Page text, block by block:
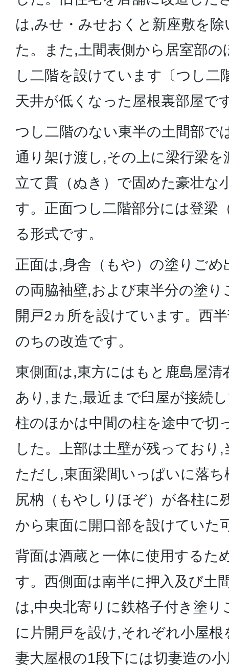
は,みせ・みせおくと新座敷を
た。また,土間表側から居室部
し二階を設けています〔つし二
天井が低くなった屋根裏部屋で
つし二階のない東半の土間部で
通り架け渡し,その上に梁行梁
立て貫（ぬき）で固めた豪壮な
す。正面つし二階部分には登梁
る形式です。
正面は,身舎（もや）の塗りご
の両脇袖壁,および東半分の塗
開戸2ヵ所を設けています。西
のちの改造です。
東側面は,東方にはもと鹿島屋清
あり,また,最近まで臼屋が接続
柱のほかは中間の柱を途中で切
した。上部は土壁が残っており
ただし,東面梁間いっぱいに落
尻枘（もやしりほぞ）が各柱に
から東面に開口部を設けていた
背面は酒蔵と一体に使用するた
す。西側面は南半に押入及び土
は,中央北寄りに鉄格子付き塗
に片開戸を設け,それぞれ小屋
妻大屋根の1段下には切妻造の